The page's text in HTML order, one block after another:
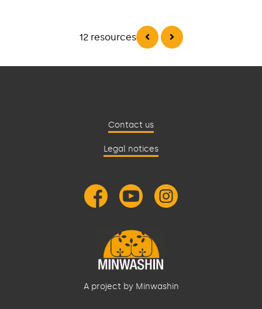
12 resources
Contact us
Legal notices
A project by Minwashin